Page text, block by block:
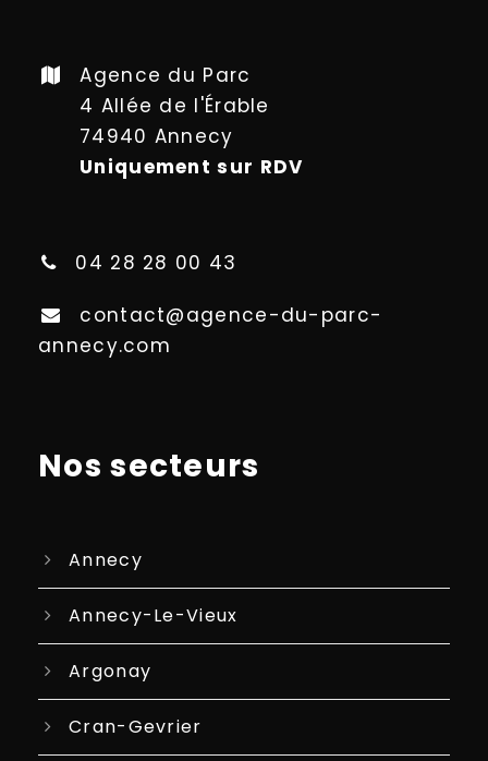
Agence du Parc
4 Allée de l'Érable
74940 Annecy
Uniquement sur RDV
04 28 28 00 43
contact@agence-du-parc-
annecy.com
Nos secteurs
Annecy
Annecy-Le-Vieux
Argonay
Cran-Gevrier